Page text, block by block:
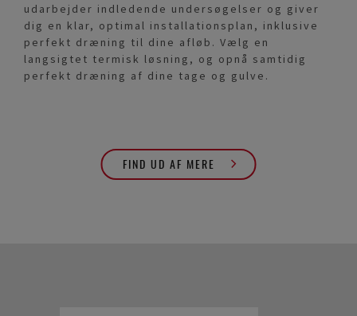
udarbejder indledende undersøgelser og giver
dig en klar, optimal installationsplan, inklusive
perfekt dræning til dine afløb. Vælg en
langsigtet termisk løsning, og opnå samtidig
perfekt dræning af dine tage og gulve.
FIND UD AF MERE